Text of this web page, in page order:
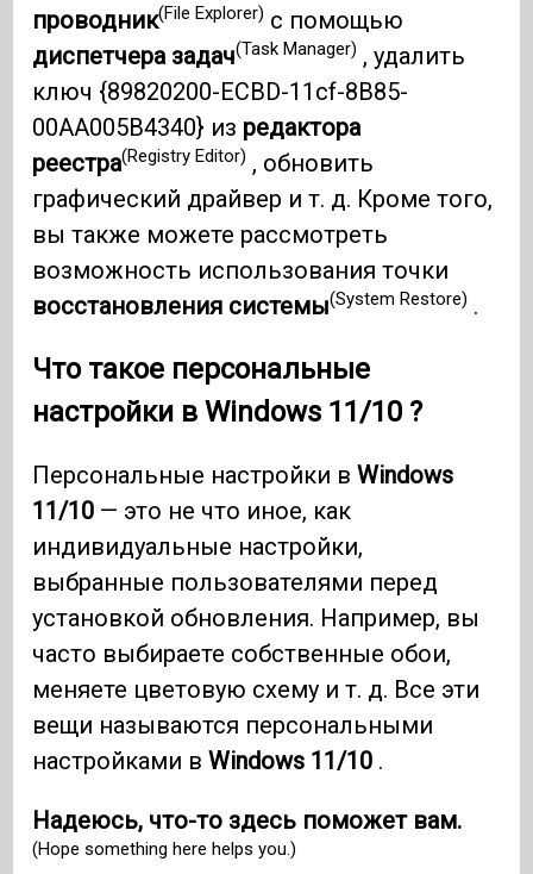
проводник(File Explorer) с помощью
диспетчера задач(Task Manager) , удалить
ключ {89820200-ECBD-11cf-8B85-
00AA005B4340} из редактора
реестра(Registry Editor) , обновить
графический драйвер и т. д. Кроме того,
вы также можете рассмотреть
возможность использования точки
восстановления системы(System Restore) .
Что такое персональные
настройки вWindows 11/10 ?
Персональные настройки вWindows
11/10 — это не что иное, как
индивидуальные настройки,
выбранные пользователями перед
установкой обновления. Например, вы
часто выбираете собственные обои,
меняете цветовую схему и т. д. Все эти
вещи называются персональными
настройками вWindows 11/10 .
Надеюсь, что-то здесь поможет вам.
(Hope something here helps you.)